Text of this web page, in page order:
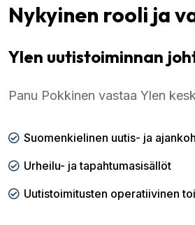
Nykyinen rooli ja
Ylen uutistoiminnan
Panu Pokkinen vastaa Ylen
Suomenkielinen uutis- ja
Urheilu- ja tapahtumasisällöt
Uutistoimitusten operatiivinen